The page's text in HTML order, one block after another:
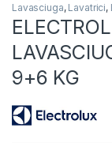
Lavasciuga, Lavatrici,
9+6 KG